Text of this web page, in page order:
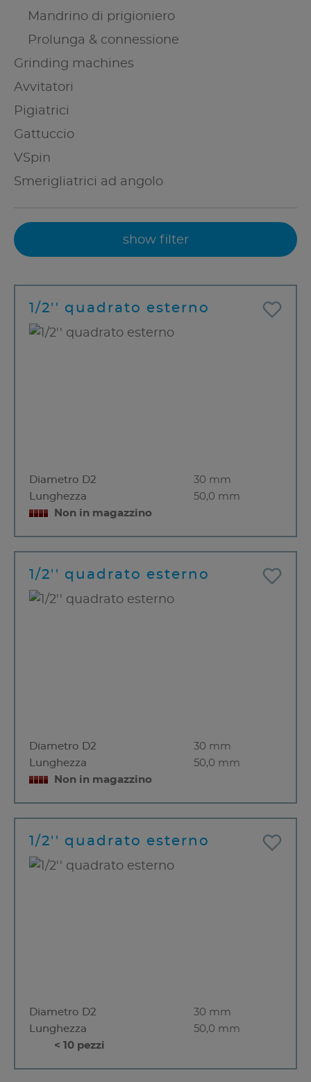
Mandrino di prigioniero
Prolunga & connessione
Grinding machines
Avvitatori
Pigiatrici
Gattuccio
VSpin
Smerigliatrici ad angolo
show filter
1/2'' quadrato esterno
Diametro D2
30 mm
Lunghezza
50,0 mm
Non in magazzino
1/2'' quadrato esterno
Diametro D2
30 mm
Lunghezza
50,0 mm
Non in magazzino
1/2'' quadrato esterno
Diametro D2
30 mm
Lunghezza
50,0 mm
< 10 pezzi